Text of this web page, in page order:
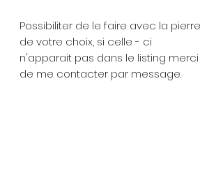
Possibiliter de le faire avec la pierre
de votre choix, si celle - ci
n'apparait pas dans le listing merci
de me contacter par message.